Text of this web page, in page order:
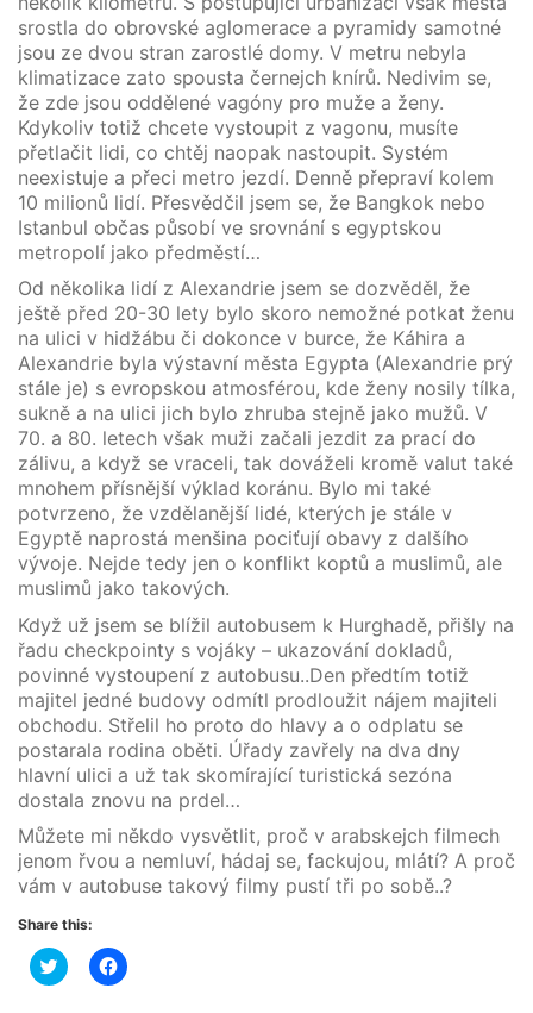
srostla do obrovské aglomerace a pyramidy samotné
jsou ze dvou stran zarostlé domy. V metru nebyla
klimatizace zato spousta černejch knírů. Nedivim se,
že zde jsou oddělené vagóny pro muže a ženy.
Kdykoliv totiž chcete vystoupit z vagonu, musíte
přetlačit lidi, co chtěj naopak nastoupit. Systém
neexistuje a přeci metro jezdí. Denně přepraví kolem
10 milionů lidí. Přesvědčil jsem se, že Bangkok nebo
Istanbul občas působí ve srovnání s egyptskou
metropolí jako předměstí…
Od několika lidí z Alexandrie jsem se dozvěděl, že
ještě před 20-30 lety bylo skoro nemožné potkat ženu
na ulici v hidžábu či dokonce v burce, že Káhira a
Alexandrie byla výstavní města Egypta (Alexandrie prý
stále je) s evropskou atmosférou, kde ženy nosily tílka,
sukně a na ulici jich bylo zhruba stejně jako mužů. V
70. a 80. letech však muži začali jezdit za prací do
zálivu, a když se vraceli, tak dováželi kromě valut také
mnohem přísnější výklad koránu. Bylo mi také
potvrzeno, že vzdělanější lidé, kterých je stále v
Egyptě naprostá menšina pociťují obavy z dalšího
vývoje. Nejde tedy jen o konflikt koptů a muslimů, ale
muslimů jako takových.
Když už jsem se blížil autobusem k Hurghadě, přišly na
řadu checkpointy s vojáky – ukazování dokladů,
povinné vystoupení z autobusu..Den předtím totiž
majitel jedné budovy odmítl prodloužit nájem majiteli
obchodu. Střelil ho proto do hlavy a o odplatu se
postarala rodina oběti. Úřady zavřely na dva dny
hlavní ulici a už tak skomírající turistická sezóna
dostala znovu na prdel…
Můžete mi někdo vysvětlit, proč v arabskejch filmech
jenom řvou a nemluví, hádaj se, fackujou, mlátí? A proč
vám v autobuse takový filmy pustí tři po sobě..?
Share this:
Click
to
Click
to